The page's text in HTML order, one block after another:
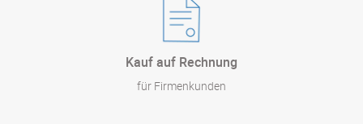
Kauf auf Rechnung
für Firmenkunden